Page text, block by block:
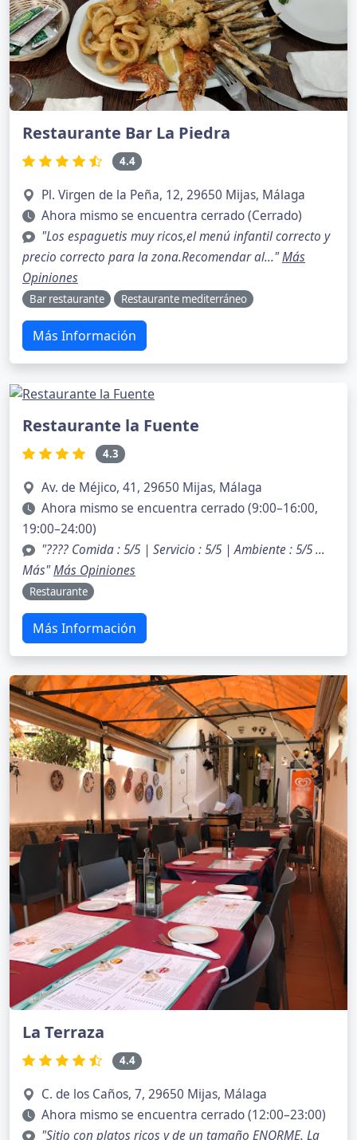
Restaurante Bar La Piedra
4.4
Pl. Virgen de la Peña, 12, 29650 Mijas, Málaga
Ahora mismo se encuentra cerrado (Cerrado)
"Los espaguetis muy ricos,el menú infantil correcto y
precio correcto para la zona.Recomendar al..."Más
Opiniones
Bar restaurante Restaurante mediterráneo
Más Información
Restaurante la Fuente
4.3
Av. de Méjico, 41, 29650 Mijas, Málaga
Ahora mismo se encuentra cerrado (9:00–16:00,
19:00–24:00)
"???? Comida : 5/5 | Servicio : 5/5 | Ambiente : 5/5 …
Más"Más Opiniones
Restaurante
Más Información
La Terraza
4.4
C. de los Caños, 7, 29650 Mijas, Málaga
Ahora mismo se encuentra cerrado (12:00–23:00)
"Sitio con platos ricos y de un tamaño ENORME. La